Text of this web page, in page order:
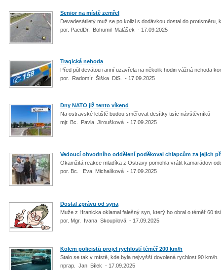
Senior na místě zemřel
Devadesátiletý muž se po kolizi s dodávkou dostal do
por. PaedDr. Bohumil Malášek - 17.09.2025
Tragická nehoda
Před půl devátou ranní uzavřela na několik hodin vážná nehoda
por. Radomír Šiška DiS. - 17.09.2025
Dny NATO již tento víkend
Na ostravské letiště budou směřovat desítky tisíc návštěvníků
mjr. Bc. Pavla Jiroušková - 17.09.2025
Vedoucí obvodního oddělení poděkoval chlapcům za jejich
Okamžitá reakce mladíka z Ostravy pomohla vrátit kamarádovi
por. Bc. Eva Michalíková - 17.09.2025
Dostal zprávu od syna
Muže z Hranicka oklamal falešný syn, který ho obral o téměř 60
por. Mgr. Ivana Skoupilová - 17.09.2025
Kolem policistů projel rychlostí téměř 200 km/h
Stalo se tak v místě, kde byla nejvyšší dovolená rychlost 90 km/h.
nprap. Jan Bílek - 17.09.2025